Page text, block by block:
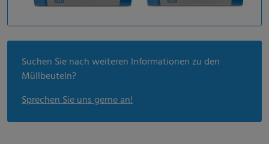
Suchen Sie nach weiteren Informationen zu den
Müllbeuteln?
Sprechen Sie uns gerne an!